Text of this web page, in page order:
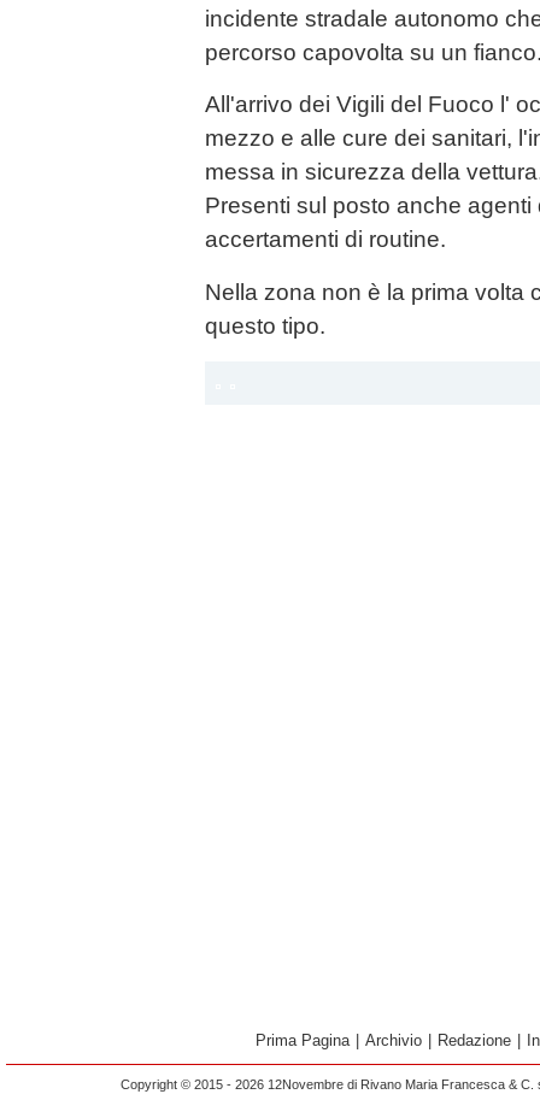
incidente stradale autonomo
percorso capovolta su un
All'arrivo dei Vigili del Fuoco l'
mezzo e alle cure dei sanitari,
messa in sicurezza della
Presenti sul posto anche
accertamenti di routine.
Nella zona non è la prima volta
questo tipo.
Prima Pagina Archivio Redazione
Copyright © 2015 - 2026 12Novembre di Rivano Maria Francesca &